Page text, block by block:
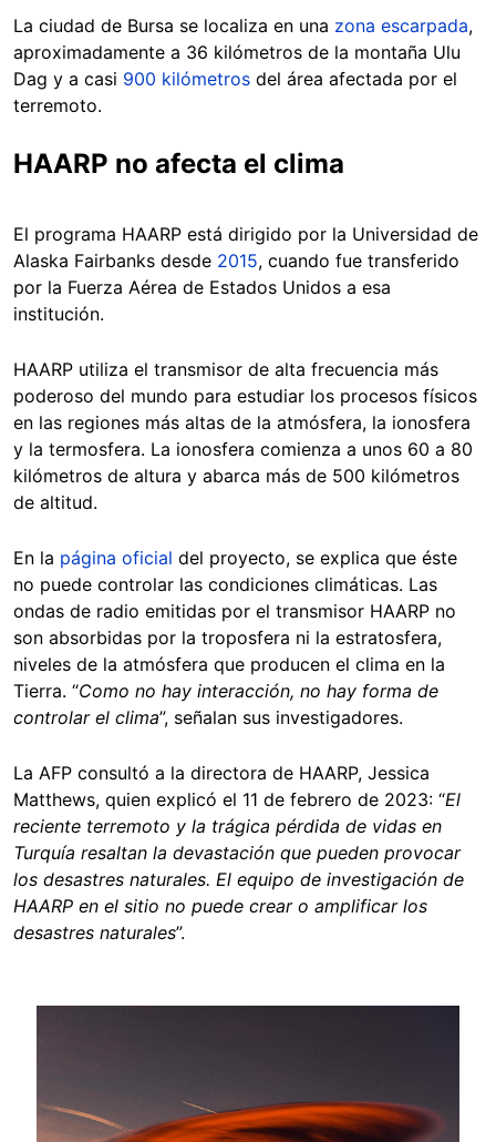
La ciudad de Bursa se localiza en una zona escarpada,
aproximadamente a 36 kilómetros de la montaña Ulu
Dag y a casi 900 kilómetros del área afectada por el
terremoto.
HAARP no afecta el clima
El programa HAARP está dirigido por la Universidad de
Alaska Fairbanks desde 2015, cuando fue transferido
por la Fuerza Aérea de Estados Unidos a esa
institución.
HAARP utiliza el transmisor de alta frecuencia más
poderoso del mundo para estudiar los procesos físicos
en las regiones más altas de la atmósfera, la ionosfera
y la termosfera. La ionosfera comienza a unos 60 a 80
kilómetros de altura y abarca más de 500 kilómetros
de altitud.
En la página oficial del proyecto, se explica que éste
no puede controlar las condiciones climáticas. Las
ondas de radio emitidas por el transmisor HAARP no
son absorbidas por la troposfera ni la estratosfera,
niveles de la atmósfera que producen el clima en la
Tierra. “Como no hay interacción, no hay forma de
controlar el clima”, señalan sus investigadores.
La AFP consultó a la directora de HAARP, Jessica
Matthews, quien explicó el 11 de febrero de 2023: “El
reciente terremoto y la trágica pérdida de vidas en
Turquía resaltan la devastación que pueden provocar
los desastres naturales. El equipo de investigación de
HAARP en el sitio no puede crear o amplificar los
desastres naturales”.